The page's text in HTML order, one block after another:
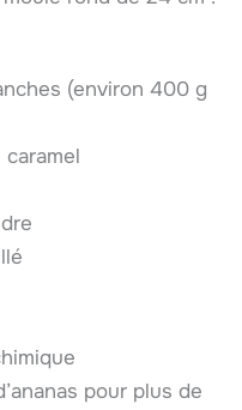
(environ 400 g
pour plus de